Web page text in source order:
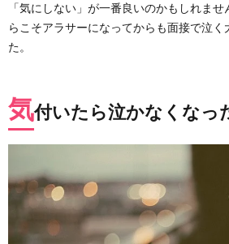
「気にしない」が一番良いのかもしれま
らこそアラサーになってからも面接で泣く
た。
気付いたら泣かなくなっ